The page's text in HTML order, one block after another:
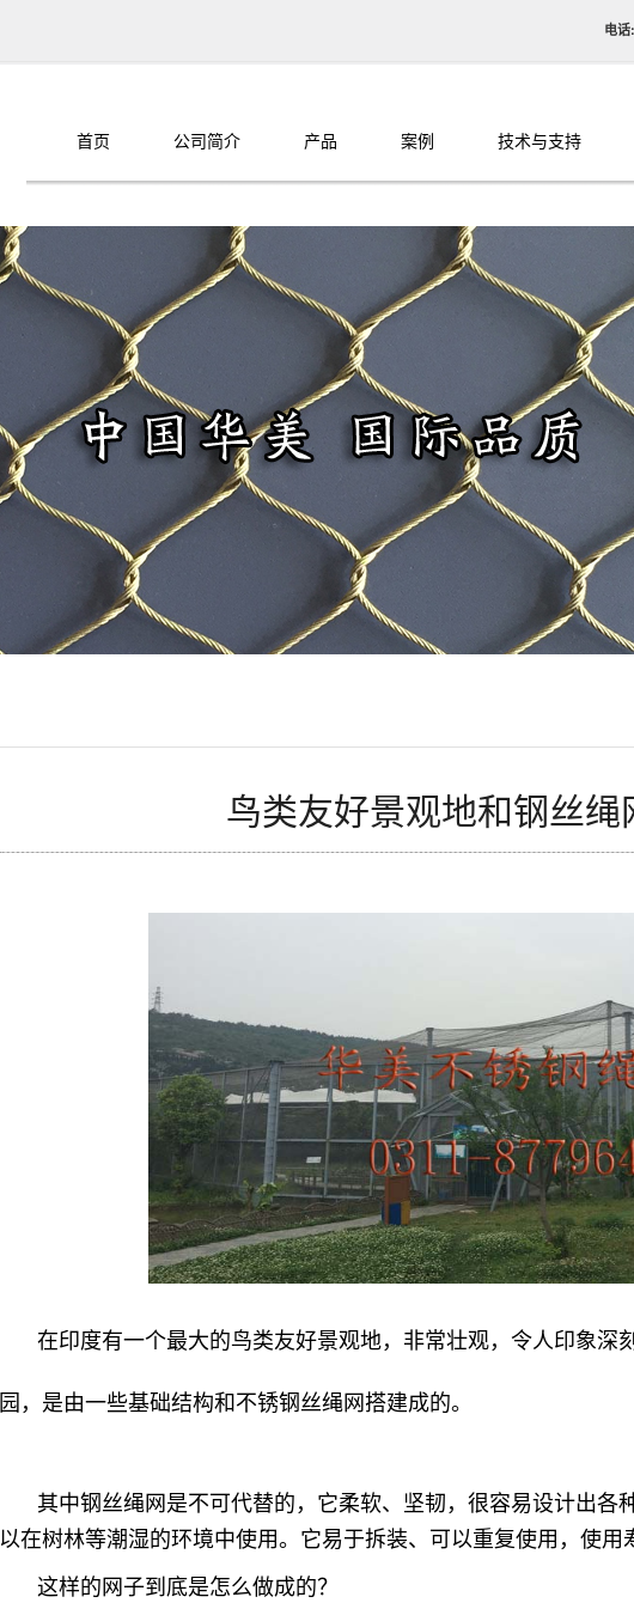
电话:
首页 公司简介 产品 案例 技术与支持
鸟类友好景观地和钢丝绳
在印度有一个最大的鸟类友好景观地，非常壮观，令人印象深
园，是由一些基础结构和不锈钢丝绳网搭建成的。
其中钢丝绳网是不可代替的，它柔软、坚韧，很容易设计出各
以在树林等潮湿的环境中使用。它易于拆装、可以重复使用，使用
这样的网子到底是怎么做成的？